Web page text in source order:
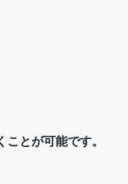
とが可能です。